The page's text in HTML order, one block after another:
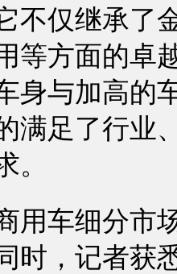
不仅继承了
等方面的卓
身与加高的
满足了行业
。
车细分市
时，记者获